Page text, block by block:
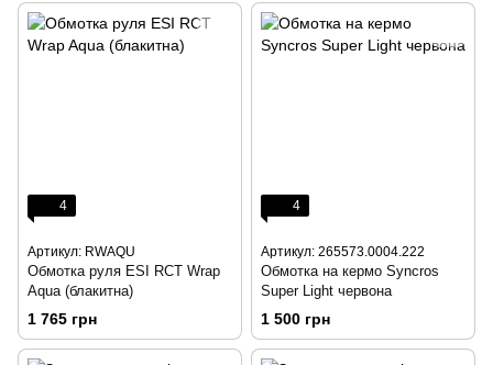
4
Артикул: RWAQU
Обмотка руля ESI RCT Wrap
Aqua (блакитна)
1 765 грн
4
Артикул: 265573.0004.222
Обмотка на кермо Syncros
Super Light червона
1 500 грн